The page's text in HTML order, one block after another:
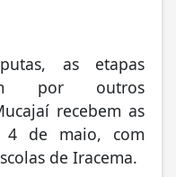
as etapas
por outros
recebem as
4 de maio, com
de Iracema.